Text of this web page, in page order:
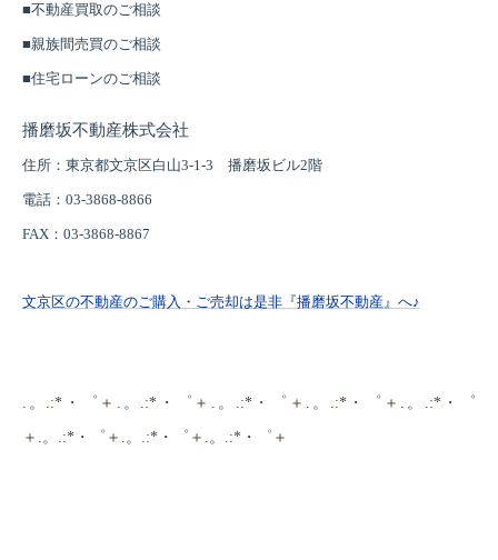
■不動産買取のご相談
■親族間売買のご相談
■住宅ローンのご相談
播磨坂不動産株式会社
住所：東京都文京区白山3-1-3 播磨坂ビル2階
電話：03-3868-8866
FAX ：03-3868-8867
文京区の不動産のご購入・ご売却は是非『播磨坂不動産』へ♪
.。.:*・゜＋.。.:*・゜＋.。.:*・゜＋.。.:*・゜＋.。.:*・゜
＋.。.:*・゜＋.。.:*・゜＋.。.:*・゜＋